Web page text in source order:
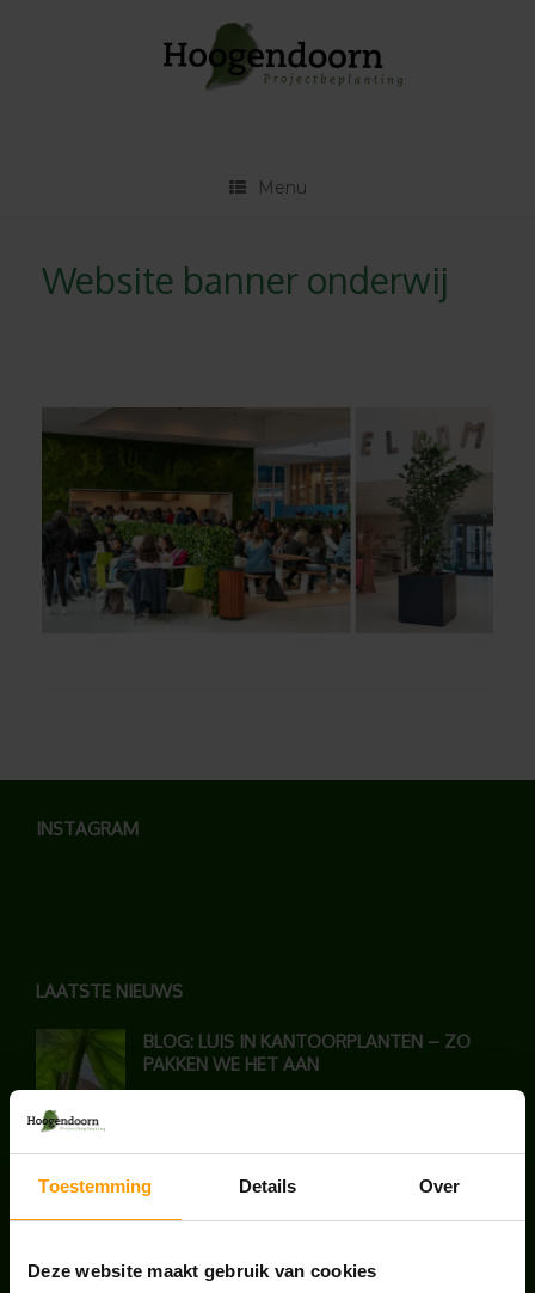
Toestemming Details Over
Deze website maakt gebruik van cookies
Menu
Website banner onderwij
INSTAGRAM
LAATSTE NIEUWS
BLOG: LUIS IN KANTOORPLANTEN – ZO
PAKKEN WE HET AAN
UNION HOUSE UTRECHT
juli 28, 2026
ONS TEAM GROEIT VERDER